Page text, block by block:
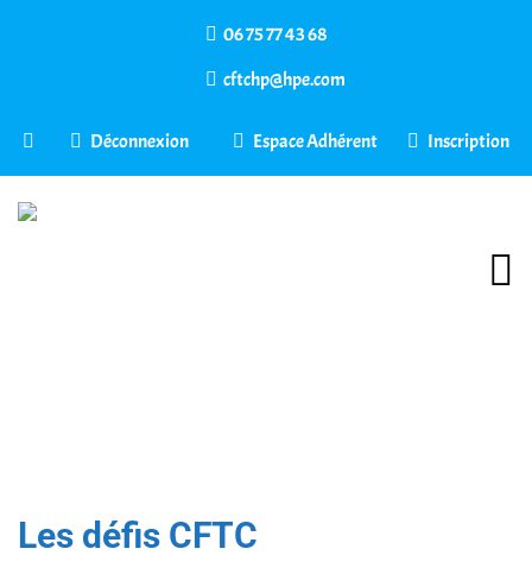
06 75 77 43 68
cftchp@hpe.com
Déconnexion Espace Adhérent Inscription
Les défis CFTC